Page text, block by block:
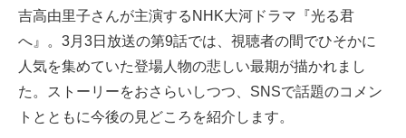
吉高由里子さんが主演するNHK大河ドラマ『光る君
へ』。3月3日放送の第9話では、視聴者の間でひそかに
人気を集めていた登場人物の悲しい最期が描かれまし
た。ストーリーをおさらいしつつ、SNSで話題のコメン
トとともに今後の見どころを紹介します。